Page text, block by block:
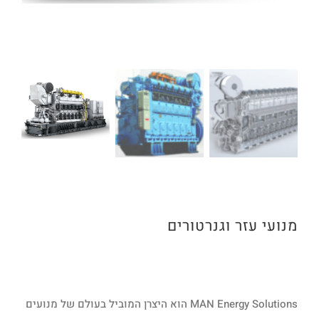
מנועי עזר וגנרטורים
MAN Energy Solutions הוא היצרן המוביל בעולם של מנועים